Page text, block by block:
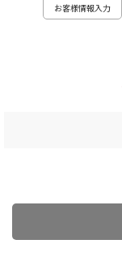
お客様情報入力